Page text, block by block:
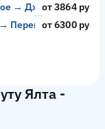
→ Джубгаот 3864 руб
Перевальскот 6300 руб
Ялта -